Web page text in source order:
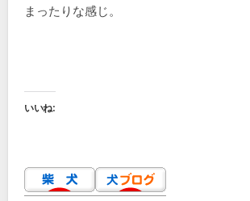
まったりな感じ。
いいね: